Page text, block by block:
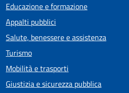
Educazione e formazione
Appalti pubblici
Salute, benessere e assistenza
Turismo
Mobilità e trasporti
Giustizia e sicurezza pubblica